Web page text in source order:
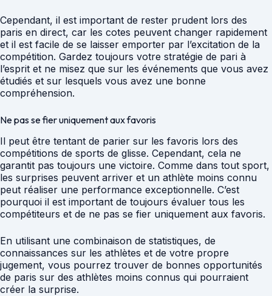
Cependant, il est important de rester prudent lors des
paris en direct, car les cotes peuvent changer rapidement
et il est facile de se laisser emporter par l’excitation de la
compétition. Gardez toujours votre stratégie de pari à
l’esprit et ne misez que sur les événements que vous avez
étudiés et sur lesquels vous avez une bonne
compréhension.
Ne pas se fier uniquement aux favoris
Il peut être tentant de parier sur les favoris lors des
compétitions de sports de glisse. Cependant, cela ne
garantit pas toujours une victoire. Comme dans tout sport,
les surprises peuvent arriver et un athlète moins connu
peut réaliser une performance exceptionnelle. C’est
pourquoi il est important de toujours évaluer tous les
compétiteurs et de ne pas se fier uniquement aux favoris.
En utilisant une combinaison de statistiques, de
connaissances sur les athlètes et de votre propre
jugement, vous pourrez trouver de bonnes opportunités
de paris sur des athlètes moins connus qui pourraient
créer la surprise.